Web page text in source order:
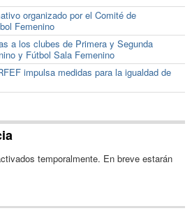
organizado por el Comité de
Femenino
a los clubes de Primera y Segunda
y Fútbol Sala Femenino
impulsa medidas para la igualdad de
temporalmente. En breve estarán